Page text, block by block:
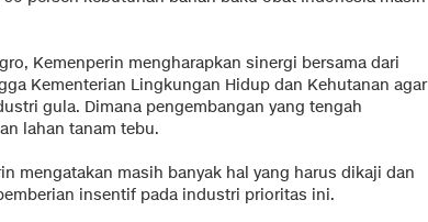
Kemenperin mengharapkan sinergi bersama dari
Kementerian Lingkungan Hidup dan Kehutanan agar
gula. Dimana pengembangan yang tengah
lahan tanam tebu.
mengatakan masih banyak hal yang harus dikaji dan
insentif pada industri prioritas ini.